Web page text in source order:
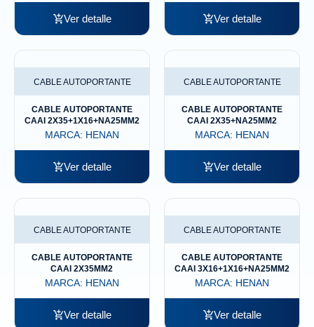
Ver detalle Ver detalle
CABLE AUTOPORTANTE
CABLE AUTOPORTANTE
CAAI 2X35+1X16+NA25MM2
MARCA: HENAN
Ver detalle
CABLE AUTOPORTANTE
CABLE AUTOPORTANTE
CAAI 2X35+NA25MM2
MARCA: HENAN
Ver detalle
CABLE AUTOPORTANTE
CABLE AUTOPORTANTE
CAAI 2X35MM2
MARCA: HENAN
Ver detalle
CABLE AUTOPORTANTE
CABLE AUTOPORTANTE
CAAI 3X16+1X16+NA25MM2
MARCA: HENAN
Ver detalle